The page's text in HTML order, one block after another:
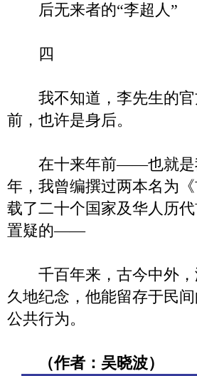
后无来者的“李超人”
四
我不知道，李先生的官
前，也许是身后。
在十来年前——也就是我
年，我曾编撰过两本名为
载了二十个国家及华人历
置疑的——
千百年来，古今中外，
久地纪念，他能留存于民
公共行为。
（作者：吴晓波）